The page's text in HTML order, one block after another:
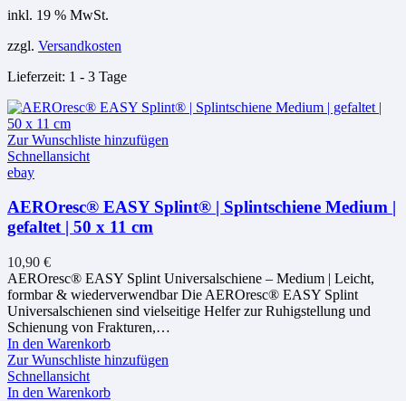
inkl. 19 % MwSt.
zzgl. Versandkosten
Lieferzeit: 1 - 3 Tage
Zur Wunschliste hinzufügen
Schnellansicht
ebay
AEROresc® EASY Splint® | Splintschiene Medium |
gefaltet | 50 x 11 cm
10,90 €
AEROresc® EASY Splint Universalschiene – Medium | Leicht,
formbar & wiederverwendbar Die AEROresc® EASY Splint
Universalschienen sind vielseitige Helfer zur Ruhigstellung und
Schienung von Frakturen,…
In den Warenkorb
Zur Wunschliste hinzufügen
Schnellansicht
In den Warenkorb